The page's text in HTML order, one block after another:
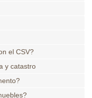
el CSV?
y catastro